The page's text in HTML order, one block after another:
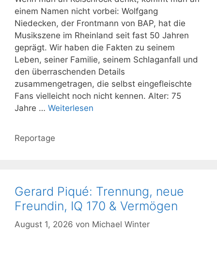
einem Namen nicht vorbei: Wolfgang
Niedecken, der Frontmann von BAP, hat die
Musikszene im Rheinland seit fast 50 Jahren
geprägt. Wir haben die Fakten zu seinem
Leben, seiner Familie, seinem Schlaganfall und
den überraschenden Details
zusammengetragen, die selbst eingefleischte
Fans vielleicht noch nicht kennen. Alter: 75
Jahre … Weiterlesen
Kategorien
Reportage
Gerard Piqué: Trennung, neue
Freundin, IQ 170 & Vermögen
August 1, 2026 von Michael Winter